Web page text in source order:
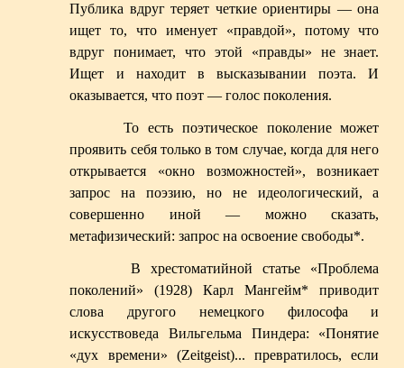
Публика вдруг теряет четкие ориентиры — она
ищет то, что именует «правдой», потому что
вдруг понимает, что этой «правды» не знает.
Ищет и находит в высказывании поэта. И
оказывается, что поэт — голос поколения.
То есть поэтическое поколение может
проявить себя только в том случае, когда для него
открывается «окно возможностей», возникает
запрос на поэзию, но не идеологический, а
совершенно иной — можно сказать,
метафизический: запрос на освоение свободы*.
В хрестоматийной статье «Проблема
поколений» (1928) Карл Мангейм* приводит
слова другого немецкого философа и
искусствоведа Вильгельма Пиндера: «Понятие
«дух времени» (Zeitgeist)... превратилось, если